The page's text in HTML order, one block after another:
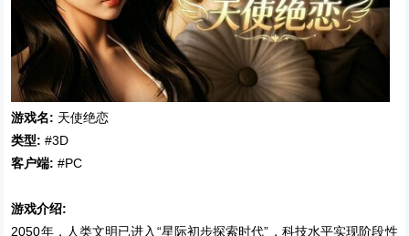
游戏名: 天使绝恋
类型: #3D
客户端: #PC
游戏介绍:
2050年，人类文明已进入“星际初步探索时代”，科技水平实现阶段性